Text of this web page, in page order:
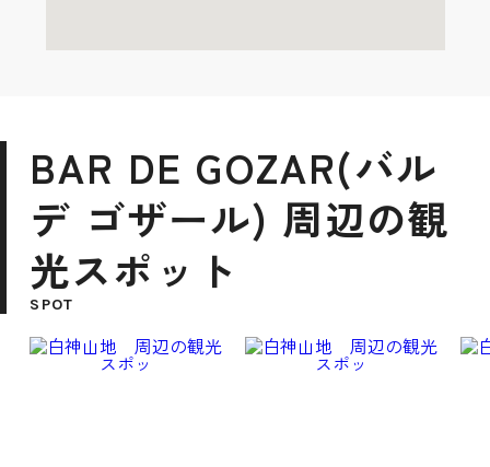
BAR DE GOZAR(バル
デ ゴザール) 周辺の観
光スポット
SPOT